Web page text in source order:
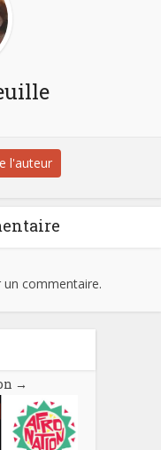
l'auteur
commentaire.
→